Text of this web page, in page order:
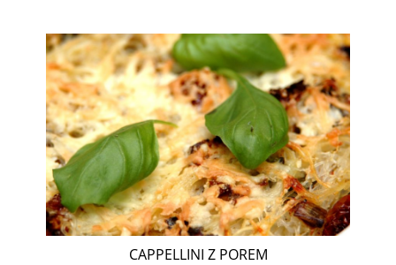
CAPPELLINI Z POREM